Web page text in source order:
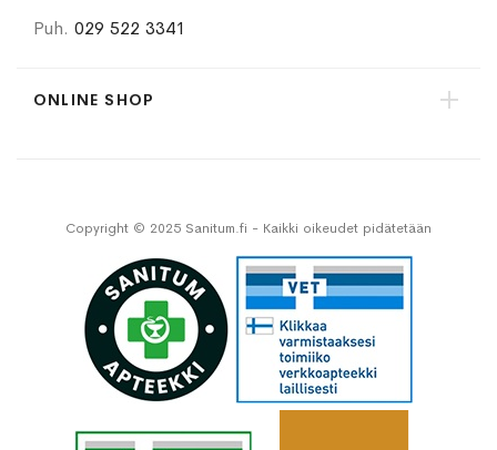
Puh. 029 522 3341
ONLINE SHOP
Copyright © 2025 Sanitum.fi - Kaikki oikeudet pidätetään